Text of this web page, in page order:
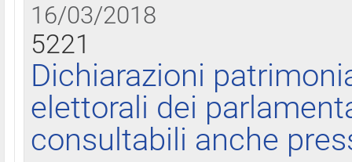
16/03/2018
5221
Dichiarazioni
elettorali dei
consultabili anche